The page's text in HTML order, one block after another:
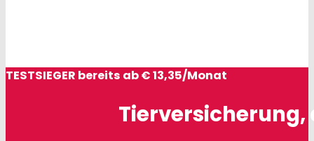
TESTSIEGER bereits ab € 13,35/Monat
Tierversicherung,